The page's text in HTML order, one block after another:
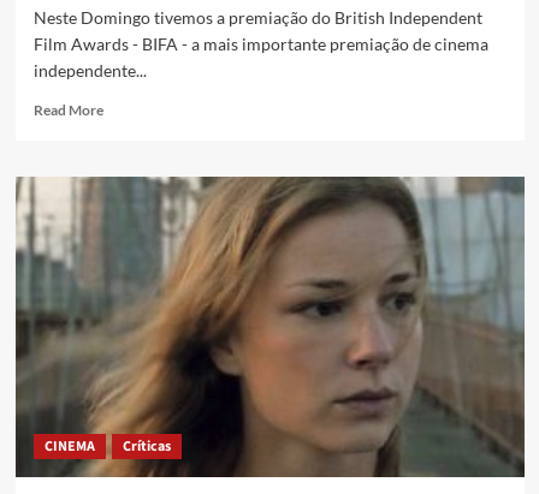
Neste Domingo tivemos a premiação do British Independent
Film Awards - BIFA - a mais importante premiação de cinema
independente...
Read More
CINEMA Críticas